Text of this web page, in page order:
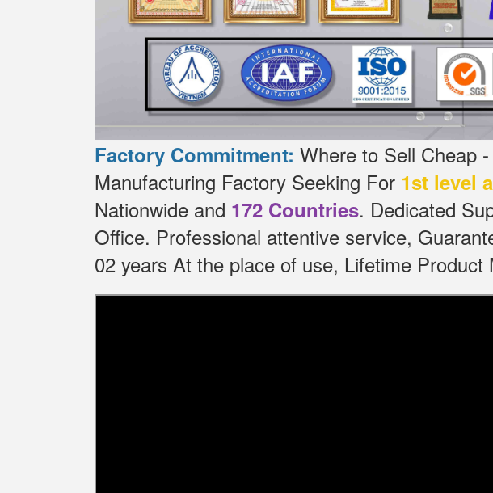
Factory Commitment: Where to Sell Cheap
Manufacturing Factory Seeking For 1st level
Nationwide and 172 Countries. Dedicated
Office. Professional attentive service,
02 years At the place of use, Lifetime Product